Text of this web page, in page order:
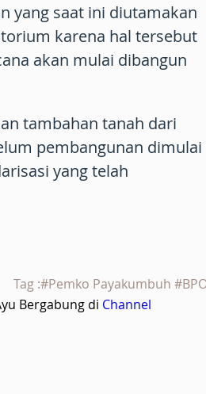
yang saat ini diutamakan
karena hal tersebut
akan mulai dibangun
tambahan tanah dari
pembangunan dimulai
yang telah
Tag :#Pemko Payakumbuh
Bergabung di Channel